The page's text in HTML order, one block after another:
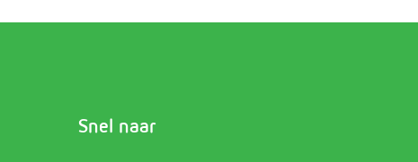
Snel naar